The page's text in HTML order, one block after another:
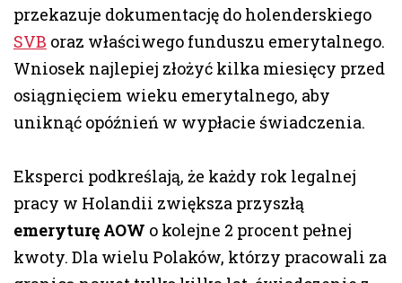
przekazuje dokumentację do holenderskiego
SVB oraz właściwego funduszu emerytalnego.
Wniosek najlepiej złożyć kilka miesięcy przed
osiągnięciem wieku emerytalnego, aby
uniknąć opóźnień w wypłacie świadczenia.
Eksperci podkreślają, że każdy rok legalnej
pracy w Holandii zwiększa przyszłą
emeryturę AOW o kolejne 2 procent pełnej
kwoty. Dla wielu Polaków, którzy pracowali za